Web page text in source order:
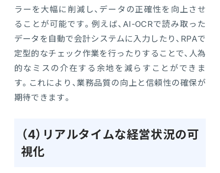
ラーを大幅に削減し、データの正確性を向上させ
ることが可能です。例えば、AI-OCRで読み取った
データを自動で会計システムに入力したり、RPAで
定型的なチェック作業を行ったりすることで、人為
的なミスの介在する余地を減らすことができま
す。これにより、業務品質の向上と信頼性の確保が
期待できます。
（4）リアルタイムな経営状況の可
視化